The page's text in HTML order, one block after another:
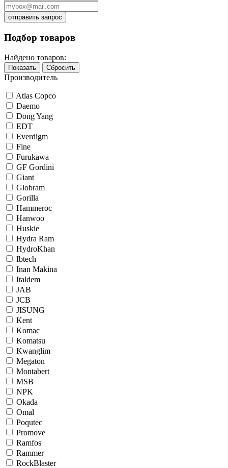
отправить запрос
Подбор товаров
Найдено товаров:
Показать Сбросить
Производитель
Atlas Copco
Daemo
Dong Yang
EDT
Everdigm
Fine
Furukawa
GF Gordini
Giant
Globram
Gorilla
Hammeroc
Hanwoo
Huskie
Hydra Ram
HydroKhan
Ibtech
Inan Makina
Italdem
JAB
JCB
JISUNG
Kent
Komac
Komatsu
Kwanglim
Megaton
Montabert
MSB
NPK
Okada
Omal
Poqutec
Promove
Ramfos
Rammer
RockBlaster